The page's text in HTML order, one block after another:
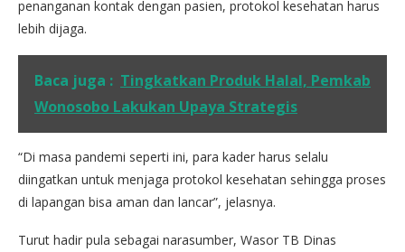
penanganan kontak dengan pasien, protokol kesehatan harus
lebih dijaga.
Baca juga : Tingkatkan Produk Halal, Pemkab
Wonosobo Lakukan Upaya Strategis
“Di masa pandemi seperti ini, para kader harus selalu
diingatkan untuk menjaga protokol kesehatan sehingga proses
di lapangan bisa aman dan lancar”, jelasnya.
Turut hadir pula sebagai narasumber, Wasor TB Dinas